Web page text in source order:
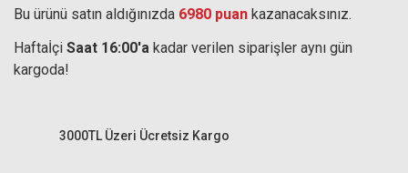
Bu ürünü satın aldığınızda 6980 puan kazanacaksınız.
Haftaİçi Saat 16:00'a kadar verilen siparişler aynı gün
kargoda!
3000TL Üzeri Ücretsiz Kargo